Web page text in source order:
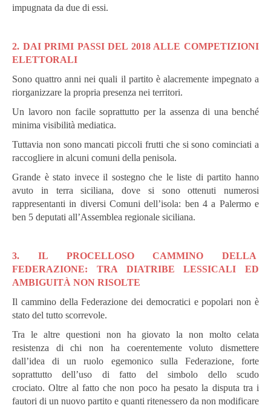
impugnata da due di essi.
2. DAI PRIMI PASSI DEL 2018 ALLE COMPETIZIONI
ELETTORALI
Sono quattro anni nei quali il partito è alacremente impegnato a
riorganizzare la propria presenza nei territori.
Un lavoro non facile soprattutto per la assenza di una benché
minima visibilità mediatica.
Tuttavia non sono mancati piccoli frutti che si sono cominciati a
raccogliere in alcuni comuni della penisola.
Grande è stato invece il sostegno che le liste di partito hanno
avuto in terra siciliana, dove si sono ottenuti numerosi
rappresentanti in diversi Comuni dell’isola: ben 4 a Palermo e
ben 5 deputati all’Assemblea regionale siciliana.
3.
IL PROCELLOSO CAMMINO DELLA
FEDERAZIONE: TRA DIATRIBE LESSICALI ED
AMBIGUITÀ NON RISOLTE
Il cammino della Federazione dei democratici e popolari non è
stato del tutto scorrevole.
Tra le altre questioni non ha giovato la non molto celata
resistenza di chi non ha coerentemente voluto dismettere
dall’idea di un ruolo egemonico sulla Federazione, forte
soprattutto dell’uso di fatto del simbolo dello scudo
crociato.Oltre al fatto che non poco ha pesato la disputa tra i
fautori di un nuovo partito e quanti ritenessero da non modificare